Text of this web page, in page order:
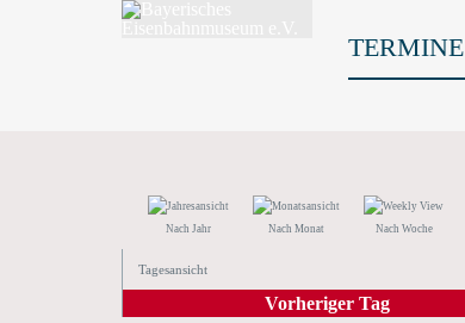
TERMINE
Nach Jahr Nach Monat Nach Woche
Tagesansicht
Vorheriger Tag